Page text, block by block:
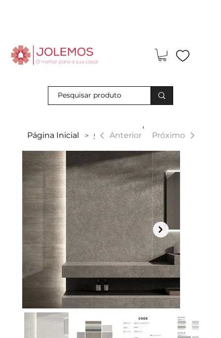
Página Inicial > CodeAnterior Próximo